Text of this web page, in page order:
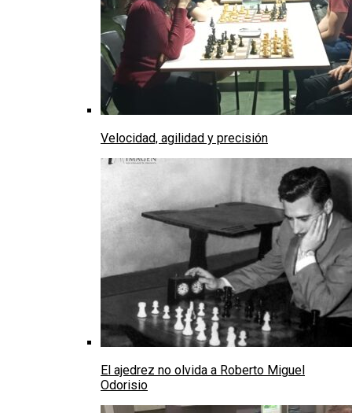
Velocidad, agilidad y precisión
El ajedrez no olvida a Roberto Miguel
Odorisio